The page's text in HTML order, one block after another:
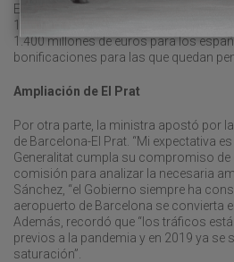
En esta línea, Sánchez recordó que
1.000 kilómetros de autopistas, lo que
1.400 millones de euros para los
bonificaciones para las que quedan
Ampliación de El Prat
Por otra parte, la ministra apostó por
de Barcelona-El Prat. “Mi expectativa
Generalitat cumpla su compromiso
comisión para analizar la necesaria
Sánchez, “el Gobierno siempre ha
aeropuerto de Barcelona se convierta
Además, recordó que “los tráficos
previos a la pandemia y en 2019 ya se
saturación”.